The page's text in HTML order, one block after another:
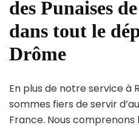
des Punaises
dans tout le
Drôme
En plus de notre service à
sommes fiers de servir
France. Nous comprenons